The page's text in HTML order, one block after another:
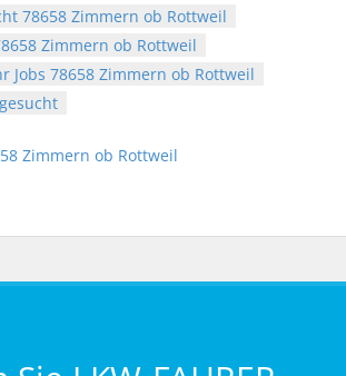
78658 Zimmern ob Rottweil
Zimmern ob Rottweil
Jobs 78658 Zimmern ob Rottweil
Zimmern ob Rottweil